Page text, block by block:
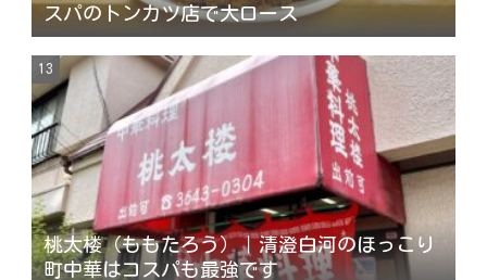
スパのトンカツ店で大ロース
桃太楼（ももたろう）｜清澄白河のほっこり
町中華はコスパも最強です